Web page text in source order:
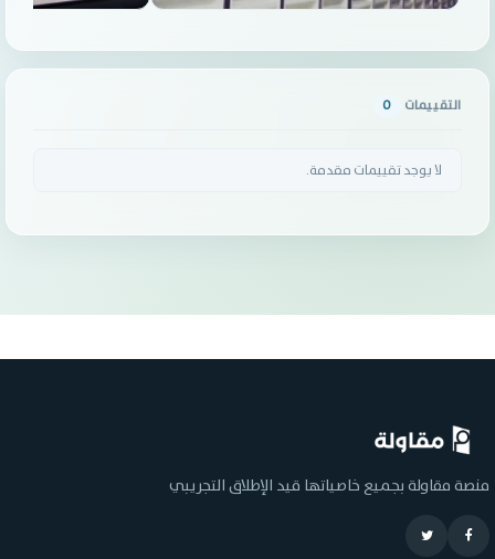
التقييمات 0
لا يوجد تقييمات مقدمة.
منصة مقاولة بجميع خاصياتها قيد الإطلاق التجريبي